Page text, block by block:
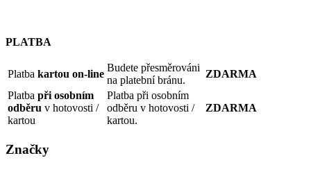
PLATBA
Platba kartou on-line
Budete přesměrováni
na platební bránu.
ZDARMA
Platba při osobním
odběru v hotovosti /
kartou
Platba při osobním
odběru v hotovosti /
kartou.
ZDARMA
Značky